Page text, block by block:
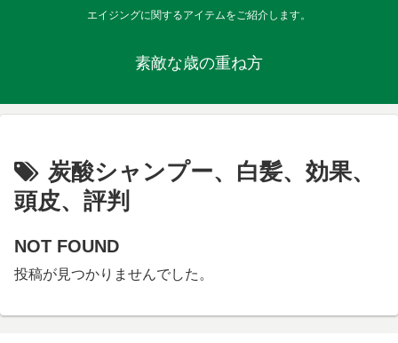
エイジングに関するアイテムをご紹介します。
素敵な歳の重ね方
炭酸シャンプー、白髪、効果、
頭皮、評判
NOT FOUND
投稿が見つかりませんでした。